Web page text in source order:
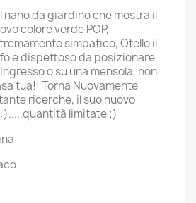
nano da giardino che mostra il
colore verde POP,
simpatico, Otello il
e dispettoso da posizionare
o su una mensola, non
tua!! Torna Nuovamente
ricerche, il suo nuovo
limitate ;)